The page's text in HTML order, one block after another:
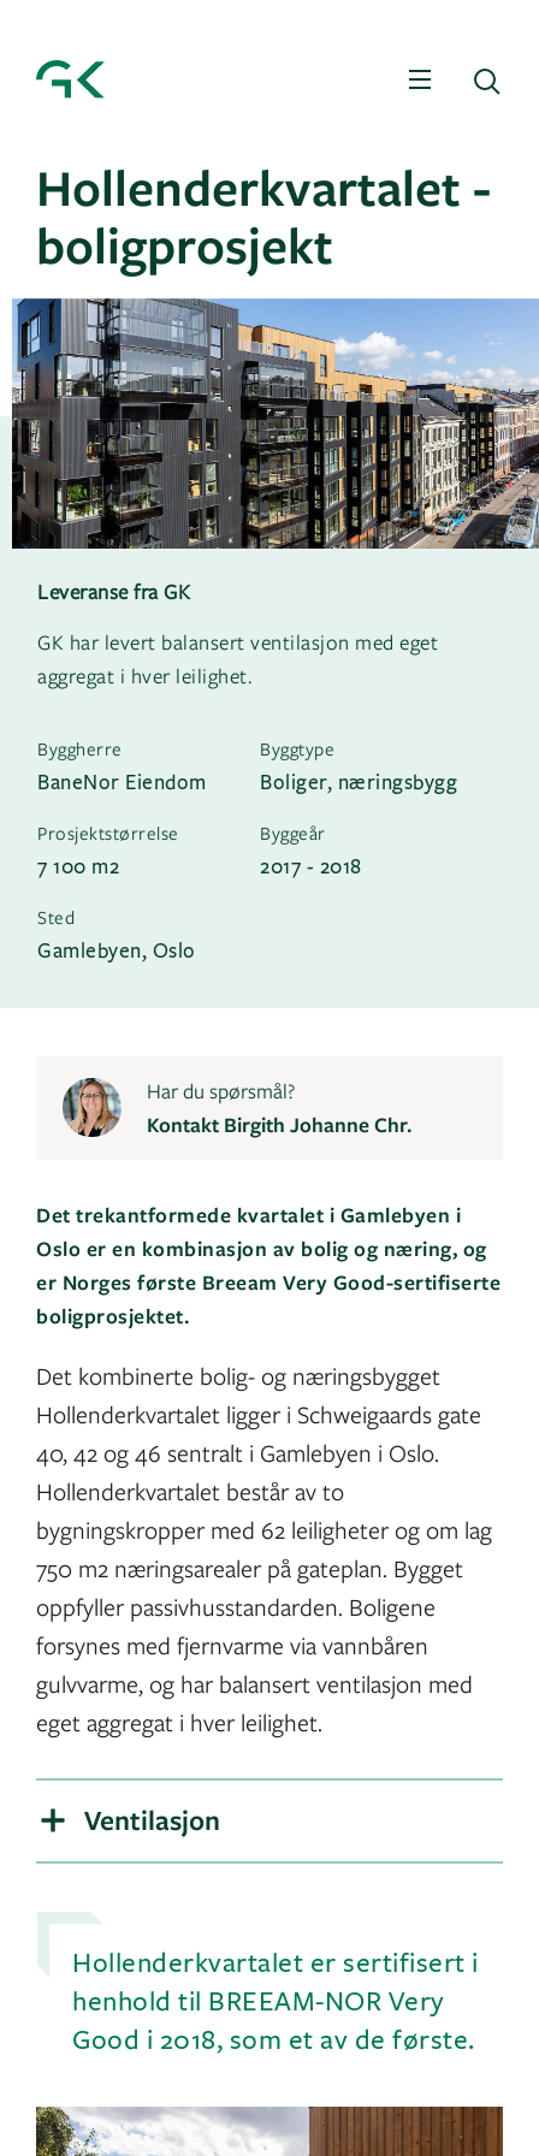
Meny
Hollenderkvartalet -
boligprosjekt
Leveranse fra GK
GK har levert balansert ventilasjon med eget
aggregat i hver leilighet.
Byggherre
BaneNor Eiendom
Byggtype
Boliger, næringsbygg
Prosjektstørrelse
7 100 m2
Byggeår
2017 - 2018
Sted
Gamlebyen, Oslo
Har du spørsmål?
Kontakt Birgith Johanne Chr.
Det trekantformede kvartalet i Gamlebyen i
Oslo er en kombinasjon av bolig og næring, og
er Norges første Breeam Very Good-sertifiserte
boligprosjektet.
Det kombinerte bolig- og næringsbygget
Hollenderkvartalet ligger i Schweigaards gate
40, 42 og 46 sentralt i Gamlebyen i Oslo.
Hollenderkvartalet består av to
bygningskropper med 62 leiligheter og om lag
750 m2 næringsarealer på gateplan. Bygget
oppfyller passivhusstandarden. Boligene
forsynes med fjernvarme via vannbåren
gulvvarme, og har balansert ventilasjon med
eget aggregat i hver leilighet.
Ventilasjon
Hollenderkvartalet er sertifisert i
henhold til BREEAM-NOR Very
Good i 2018, som et av de første.